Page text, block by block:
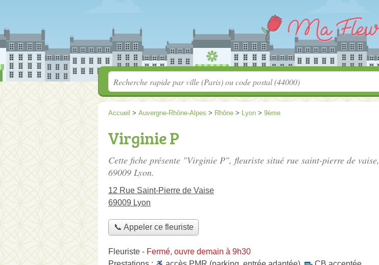
Accueil > Auvergne-Rhône-Alpes > Rhône > Lyon > 9ème
Virginie P
Cette fiche présente "Virginie P", fleuriste situé rue saint-pierre de vaise,
69009 Lyon.
12 Rue Saint-Pierre de Vaise
69009 Lyon
📞 Appeler ce fleuriste
Fleuriste - Fermé, ouvre demain à 9h30